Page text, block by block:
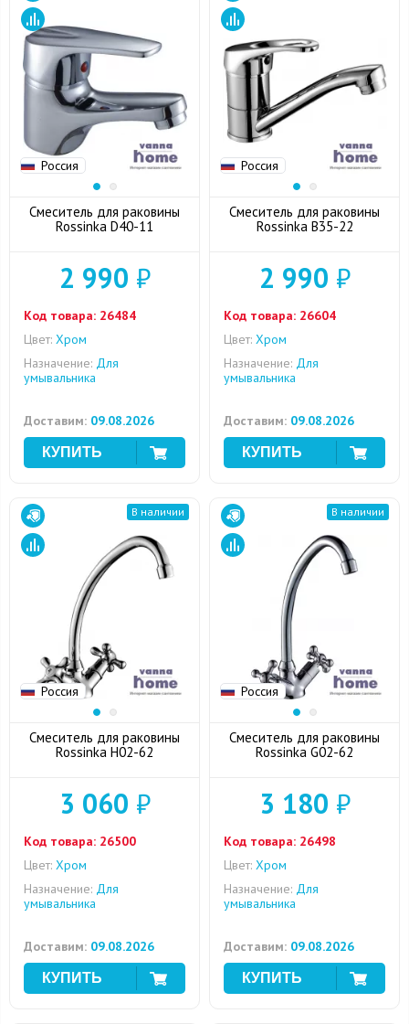
Россия
Смеситель для раковины
Rossinka D40-11
2 990 ₽
Код товара: 26484
Цвет: Хром
Назначение: Для
умывальника
Доставим: 09.08.2026
Россия
Смеситель для раковины
Rossinka B35-22
2 990 ₽
Код товара: 26604
Цвет: Хром
Назначение: Для
умывальника
Доставим: 09.08.2026
Россия
В наличии
Смеситель для раковины
Rossinka H02-62
3 060 ₽
Код товара: 26500
Цвет: Хром
Назначение: Для
умывальника
Доставим: 09.08.2026
Россия
В наличии
Смеситель для раковины
Rossinka G02-62
3 180 ₽
Код товара: 26498
Цвет: Хром
Назначение: Для
умывальника
Доставим: 09.08.2026